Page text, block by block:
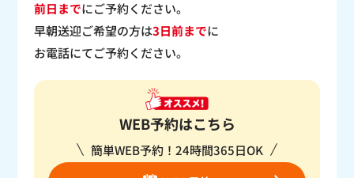
前日までにご予約ください。
早朝送迎ご希望の方は3日前までに
お電話にてご予約ください。
WEB予約はこちら
簡単WEB予約！24時間365日OK